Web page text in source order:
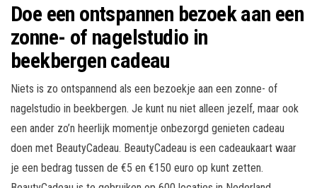
Doe een ontspannen bezoek aan een
zonne- of nagelstudio in
beekbergen cadeau
Niets is zo ontspannend als een bezoekje aan een zonne- of
nagelstudio in beekbergen. Je kunt nu niet alleen jezelf, maar ook
een ander zo’n heerlijk momentje onbezorgd genieten cadeau
doen met BeautyCadeau. BeautyCadeau is een cadeaukaart waar
je een bedrag tussen de €5 en €150 euro op kunt zetten.